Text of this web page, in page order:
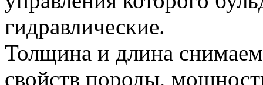
гидравлические.
Толщина и длина
свойств породы,